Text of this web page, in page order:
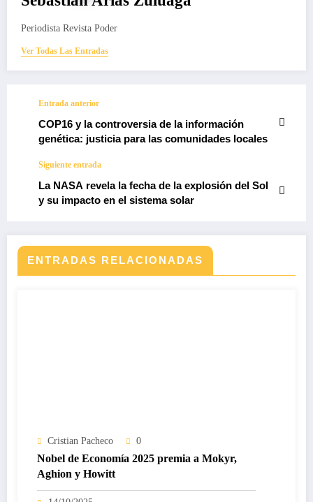
Periodista Revista Poder
Ver Todas Las Entradas
Entrada anterior
COP16 y la controversia de la información
genética: justicia para las comunidades locales
Siguiente entrada
La NASA revela la fecha de la explosión del Sol
y su impacto en el sistema solar
ENTRADAS RELACIONADAS
Cristian Pacheco 0
Nobel de Economía 2025 premia a Mokyr,
Aghion y Howitt